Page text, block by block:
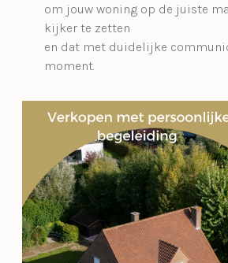
om jouw woning op de juiste
kijker te zetten
en dat met duidelijke
moment.